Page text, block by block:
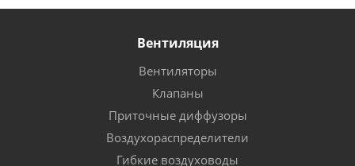
Вентиляция
Вентиляторы
Клапаны
Приточные диффузоры
Воздухораспределители
Гибкие воздуховоды